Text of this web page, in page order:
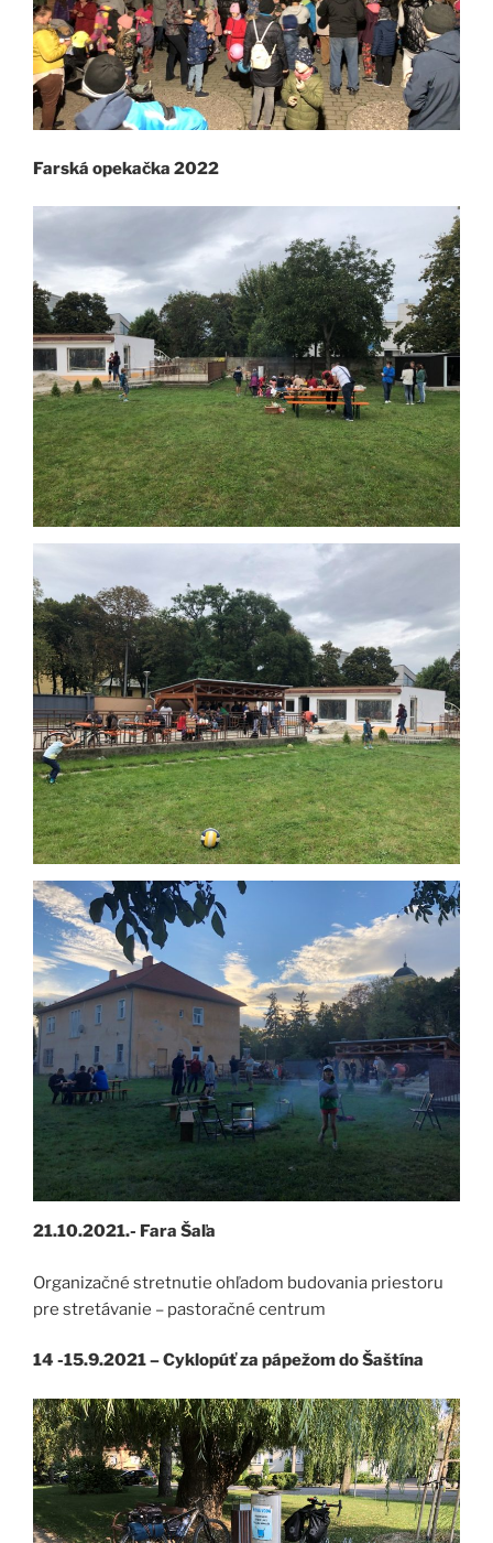
Farská opekačka 2022
21.10.2021.- Fara Šaľa
Organizačné stretnutie ohľadom budovania priestoru
pre stretávanie – pastoračné centrum
14 -15.9.2021 – Cyklopúť za pápežom do Šaštína